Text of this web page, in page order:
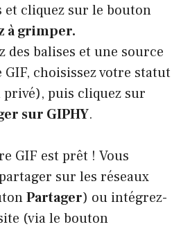
et cliquez sur le bouton
à grimper.
des balises et une source
choisissez votre statut
puis cliquez sur
sur GIPHY.
GIF est prêt ! Vous
sur les réseaux
Partager) ou intégrez-
(via le bouton